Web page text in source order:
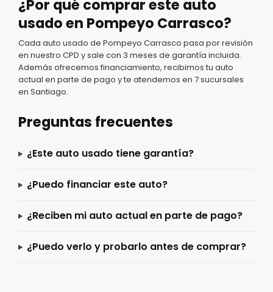
¿Por qué comprar este auto
usado en Pompeyo Carrasco?
Cada auto usado de Pompeyo Carrasco pasa por revisión
en nuestro CPD y sale con 3 meses de garantía incluida.
Además ofrecemos financiamiento, recibimos tu auto
actual en parte de pago y te atendemos en 7 sucursales
en Santiago.
Preguntas frecuentes
¿Este auto usado tiene garantía?
¿Puedo financiar este auto?
¿Reciben mi auto actual en parte de pago?
¿Puedo verlo y probarlo antes de comprar?